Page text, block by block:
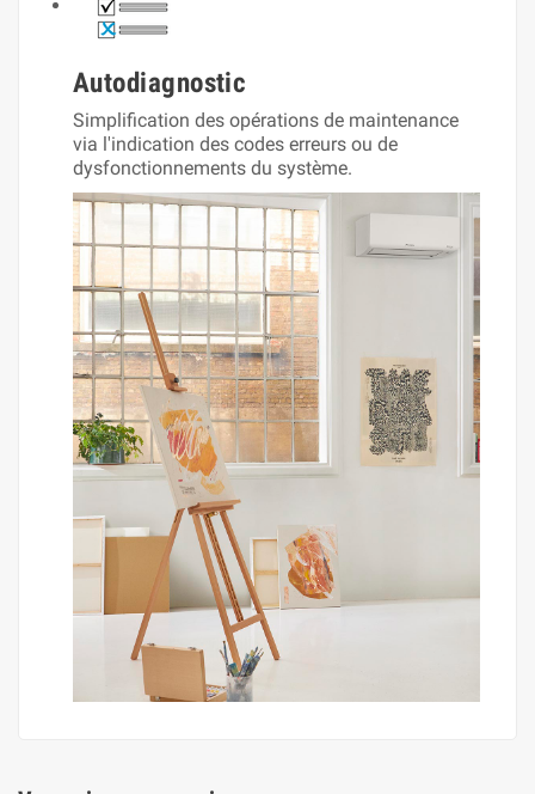
Autodiagnostic
Simplification des opérations de maintenance
via l'indication des codes erreurs ou de
dysfonctionnements du système.